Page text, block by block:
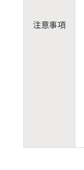
注意事項